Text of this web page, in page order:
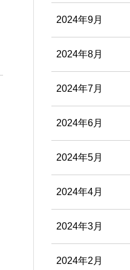
2024年9月
2024年8月
2024年7月
2024年6月
2024年5月
2024年4月
2024年3月
2024年2月